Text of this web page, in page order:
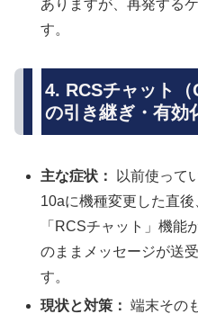
ありますが、再発する
す。
4. RCSチャット（
の引き継ぎ・有効
主な症状：
以前使って
10aに機種変更した直
「RCSチャット」機能
のままメッセージが送
す。
現状と対策： 端末その